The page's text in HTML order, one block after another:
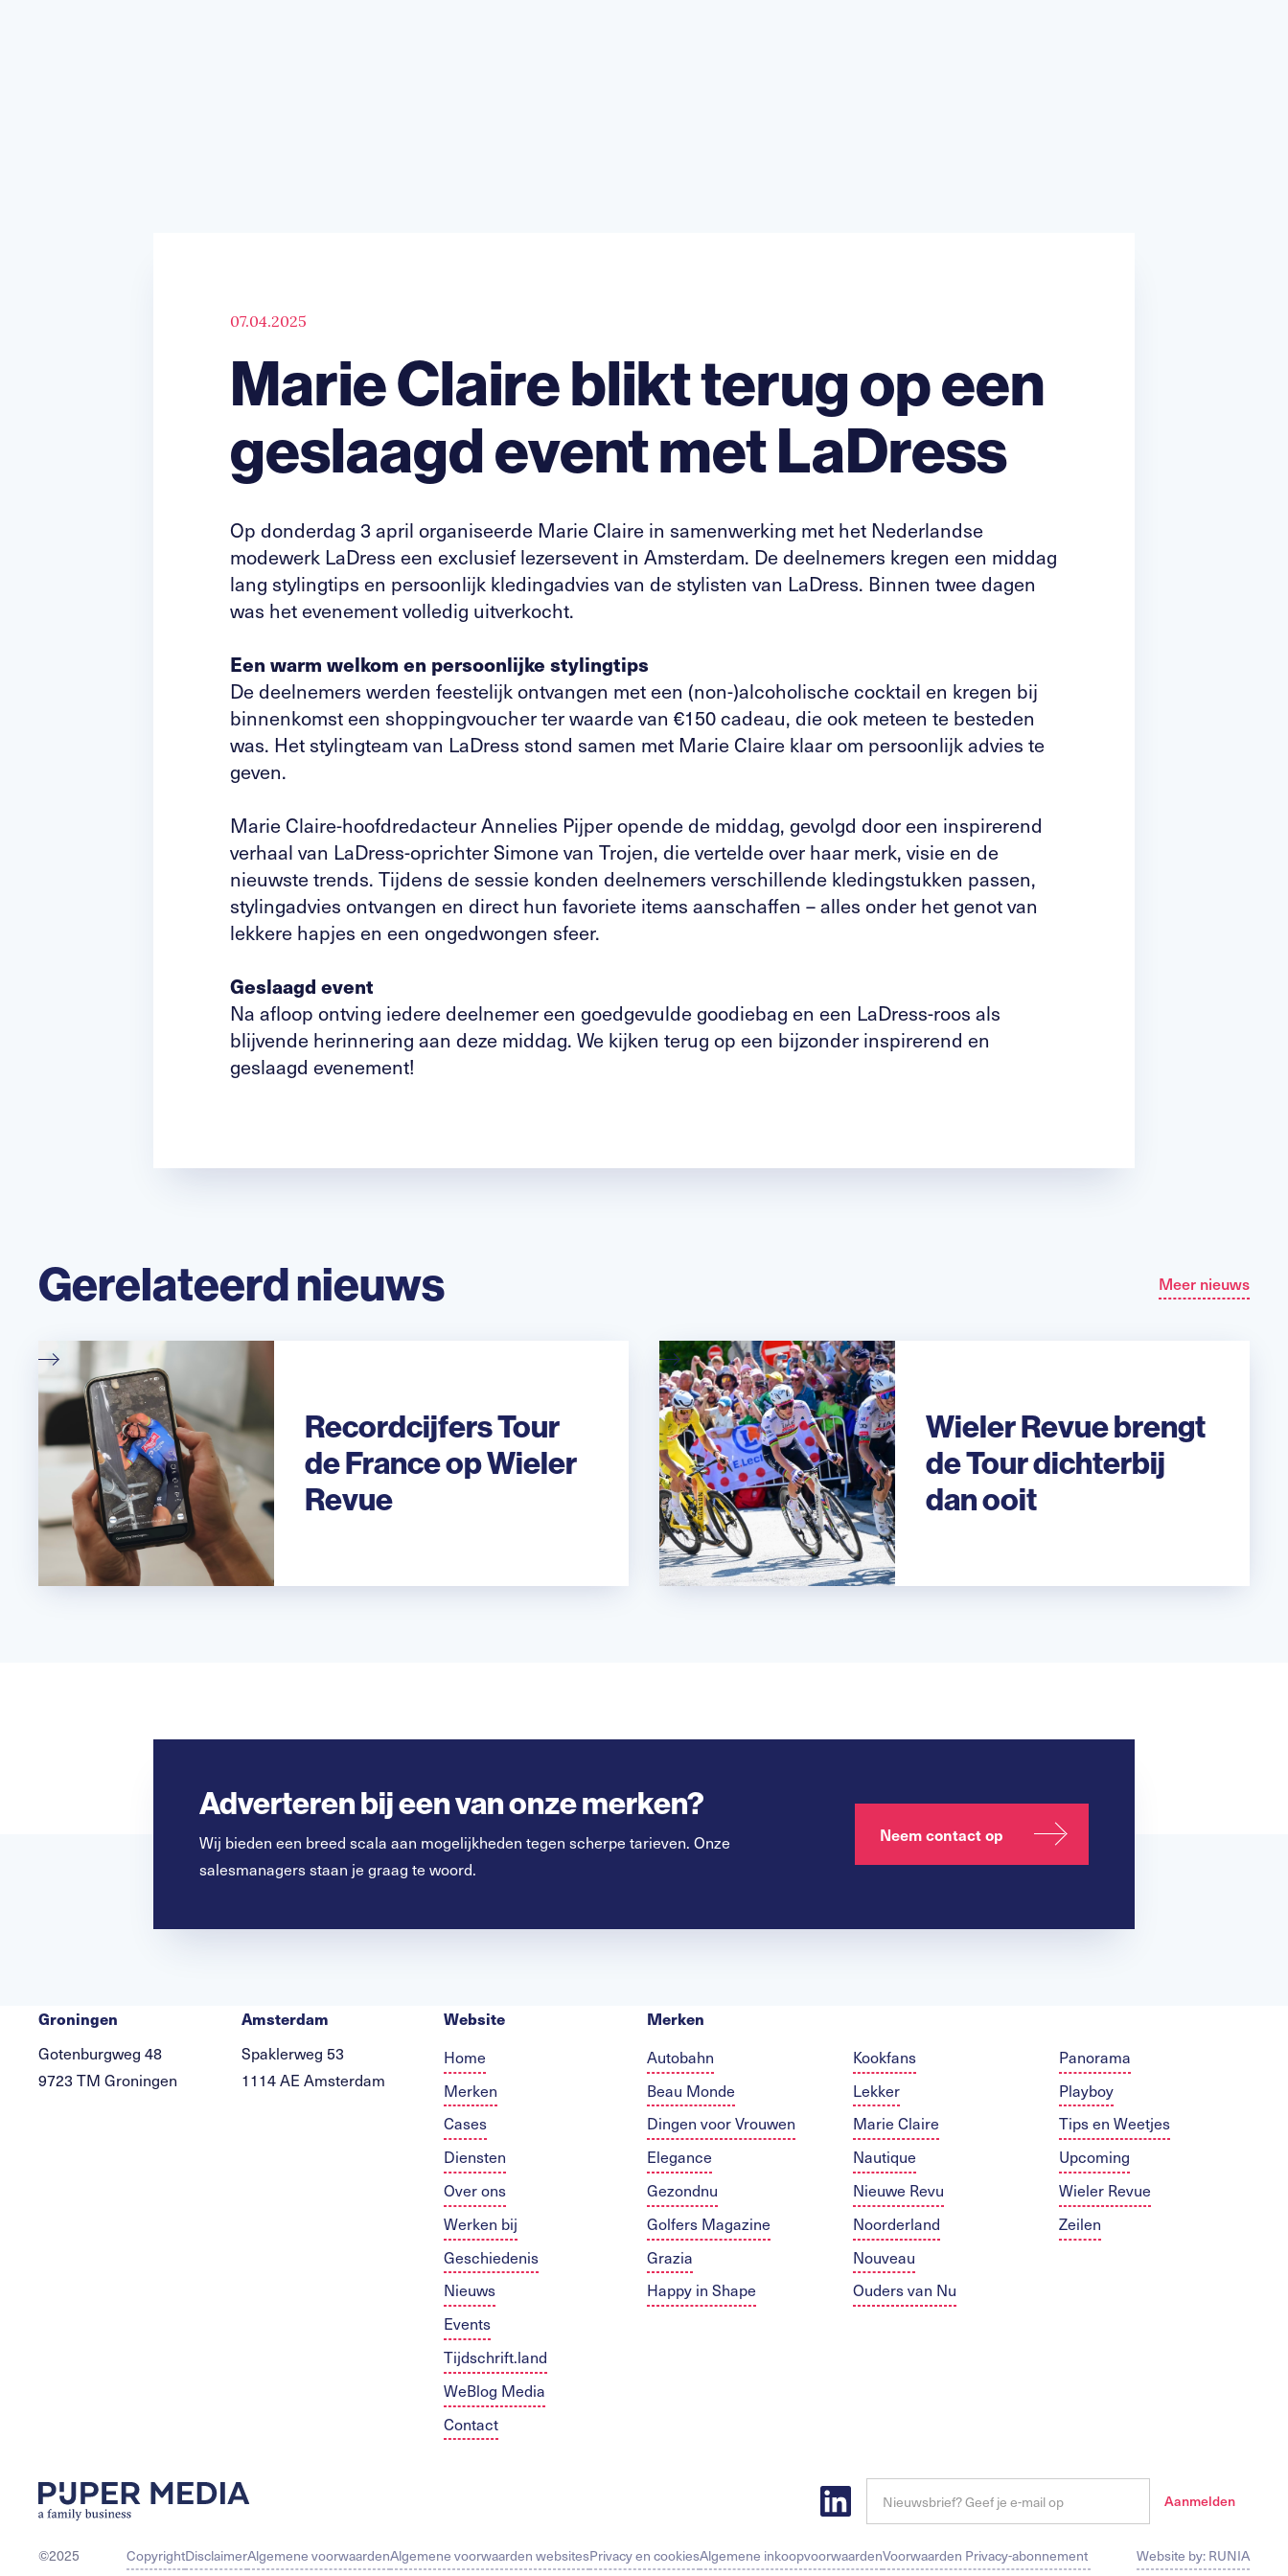
07.04.2025
Marie Claire blikt terug op een
geslaagd event met LaDress
Op donderdag 3 april organiseerde Marie Claire in samenwerking met het Nederlandse
modewerk LaDress een exclusief lezersevent in Amsterdam. De deelnemers kregen een middag
lang stylingtips en persoonlijk kledingadvies van de stylisten van LaDress. Binnen twee dagen
was het evenement volledig uitverkocht.
Een warm welkom en persoonlijke stylingtips
De deelnemers werden feestelijk ontvangen met een (non-)alcoholische cocktail en kregen bij
binnenkomst een shoppingvoucher ter waarde van €150 cadeau, die ook meteen te besteden
was. Het stylingteam van LaDress stond samen met Marie Claire klaar om persoonlijk advies te
geven.
Marie Claire-hoofdredacteur Annelies Pijper opende de middag, gevolgd door een inspirerend
verhaal van LaDress-oprichter Simone van Trojen, die vertelde over haar merk, visie en de
nieuwste trends. Tijdens de sessie konden deelnemers verschillende kledingstukken passen,
stylingadvies ontvangen en direct hun favoriete items aanschaffen – alles onder het genot van
lekkere hapjes en een ongedwongen sfeer.
Geslaagd event
Na afloop ontving iedere deelnemer een goedgevulde goodiebag en een LaDress-roos als
blijvende herinnering aan deze middag. We kijken terug op een bijzonder inspirerend en
geslaagd evenement!
Gerelateerd nieuws Meer nieuws
Recordcijfers Tour
de France op Wieler
Revue
Wieler Revue brengt
de Tour dichterbij
dan ooit
Adverteren bij een van onze merken?
Wij bieden een breed scala aan mogelijkheden tegen scherpe tarieven. Onze
salesmanagers staan je graag te woord.
Neem contact op
Groningen
Gotenburgweg 48
9723 TM Groningen
Amsterdam
Spaklerweg 53
1114 AE Amsterdam
Website
Home
Merken
Cases
Diensten
Over ons
Werken bij
Geschiedenis
Nieuws
Events
Tijdschrift.land
WeBlog Media
Contact
Merken
Autobahn
Beau Monde
Dingen voor Vrouwen
Elegance
Gezondnu
Golfers Magazine
Grazia
Happy in Shape
Kookfans
Lekker
Marie Claire
Nautique
Nieuwe Revu
Noorderland
Nouveau
Ouders van Nu
Panorama
Playboy
Tips en Weetjes
Upcoming
Wieler Revue
Zeilen
©2025 CopyrightDisclaimerAlgemene voorwaardenAlgemene voorwaarden websitesPrivacy en cookiesAlgemene inkoopvoorwaardenVoorwaarden Privacy-abonnement Website by: RUNIA